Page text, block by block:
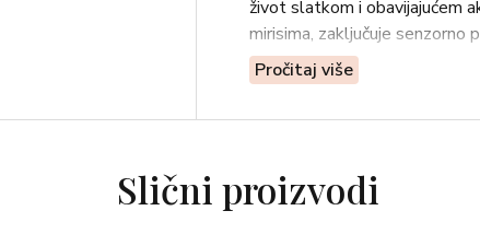
život slatkom i obavijajućem
mirisima, zaključuje senzorno
Pročitaj više
Slični proizvodi